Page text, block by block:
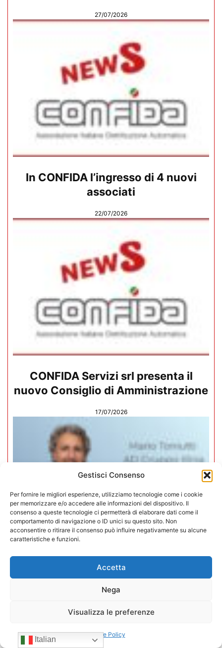
Gestisci Consenso
Per fornire le migliori esperienze, utilizziamo tecnologie come i cookie
per memorizzare e/o accedere alle informazioni del dispositivo. Il
consenso a queste tecnologie ci permetterà di elaborare dati come il
comportamento di navigazione o ID unici su questo sito. Non
acconsentire o ritirare il consenso può influire negativamente su alcune
caratteristiche e funzioni.
Accetta
Nega
Visualizza le preferenze
Cookie Policy
27/07/2026
In CONFIDA l’ingresso di 4 nuovi
associati
22/07/2026
CONFIDA Servizi srl presenta il
nuovo Consiglio di Amministrazione
17/07/2026
Mario Toniutti confermato Vice
Presidente di CONFIDA per il
Italian